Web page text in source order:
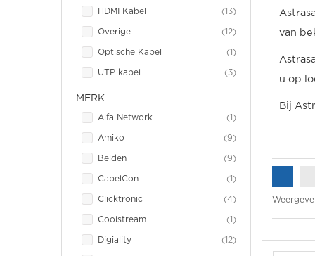
van
u op
Bij
HDMI Kabel 13item
Overige 12item
Optische Kabel 1 item
UTP kabel 3item
MERK
Alfa Network 1 item
Amiko 9item
Belden 9item
CabelCon 1 item
Clicktronic 4item
Coolstream 1 item
Digiality 12item